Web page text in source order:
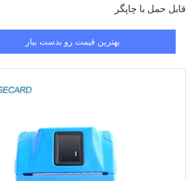
قابل حمل با چاپگر
بهترین قیمت رو بدست بیار